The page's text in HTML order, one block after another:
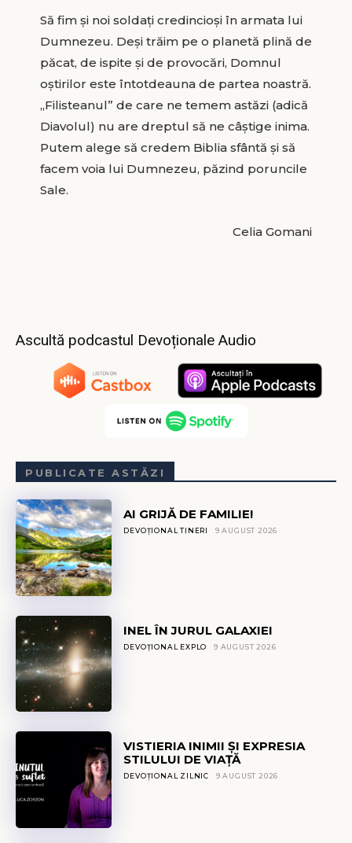
Să fim și noi soldați credincioși în armata lui
Dumnezeu. Deși trăim pe o planetă plină de
păcat, de ispite și de provocări, Domnul
oștirilor este întotdeauna de partea noastră.
„Filisteanul” de care ne temem astăzi (adică
Diavolul) nu are dreptul să ne câștige inima.
Putem alege să credem Biblia sfântă și să
facem voia lui Dumnezeu, păzind poruncile
Sale.
Celia Gomani
Ascultă podcastul Devoționale Audio
PUBLICATE ASTĂZI
AI GRIJĂ DE FAMILIE!
DEVOȚIONAL TINERI 9 AUGUST 2026
INEL ÎN JURUL GALAXIEI
DEVOȚIONAL EXPLO 9 AUGUST 2026
VISTIERIA INIMII ȘI EXPRESIA
STILULUI DE VIAȚĂ
DEVOȚIONAL ZILNIC 9 AUGUST 2026